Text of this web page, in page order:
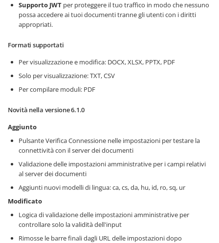
Supporto JWT per proteggere il tuo traffico in modo che nessuno
possa accedere ai tuoi documenti tranne gli utenti con i diritti
appropriati.
Formati supportati
Per visualizzazione e modifica: DOCX, XLSX, PPTX, PDF
Solo per visualizzazione: TXT, CSV
Per compilare moduli: PDF
Novità nella versione 6.1.0
Aggiunto
Pulsante Verifica Connessione nelle impostazioni per testare la
connettività con il server dei documenti
Validazione delle impostazioni amministrative per i campi relativi
al server dei documenti
Aggiunti nuovi modelli di lingua: ca, cs, da, hu, id, ro, sq, ur
Modificato
Logica di validazione delle impostazioni amministrative per
controllare solo la validità dell'input
Rimosse le barre finali dagli URL delle impostazioni dopo